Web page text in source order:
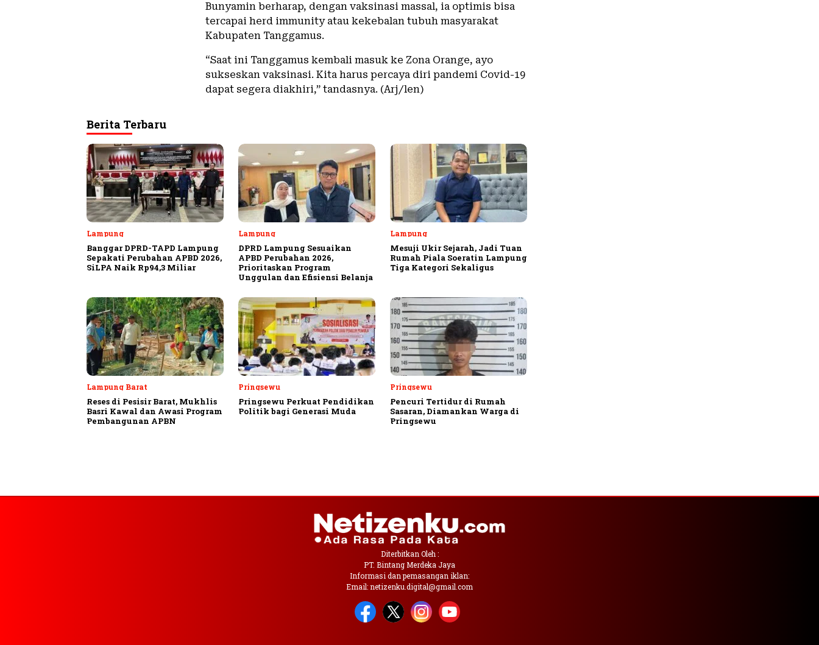
Bunyamin berharap, dengan vaksinasi massal, ia optimis bisa
tercapai herd immunity atau kekebalan tubuh masyarakat
Kabupaten Tanggamus.
“Saat ini Tanggamus kembali masuk ke Zona Orange, ayo
sukseskan vaksinasi. Kita harus percaya diri pandemi Covid-19
dapat segera diakhiri,” tandasnya. (Arj/len)
Berita Terbaru
Lampung
Banggar DPRD-TAPD Lampung
Sepakati Perubahan APBD 2026,
SiLPA Naik Rp94,3 Miliar
Lampung
DPRD Lampung Sesuaikan
APBD Perubahan 2026,
Prioritaskan Program
Unggulan dan Efisiensi Belanja
Lampung
Mesuji Ukir Sejarah, Jadi Tuan
Rumah Piala Soeratin Lampung
Tiga Kategori Sekaligus
Lampung Barat
Reses di Pesisir Barat, Mukhlis
Basri Kawal dan Awasi Program
Pembangunan APBN
Pringsewu
Pringsewu Perkuat Pendidikan
Politik bagi Generasi Muda
Pringsewu
Pencuri Tertidur di Rumah
Sasaran, Diamankan Warga di
Pringsewu
Diterbitkan Oleh :
PT. Bintang Merdeka Jaya
Informasi dan pemasangan iklan:
Email: netizenku.digital@gmail.com